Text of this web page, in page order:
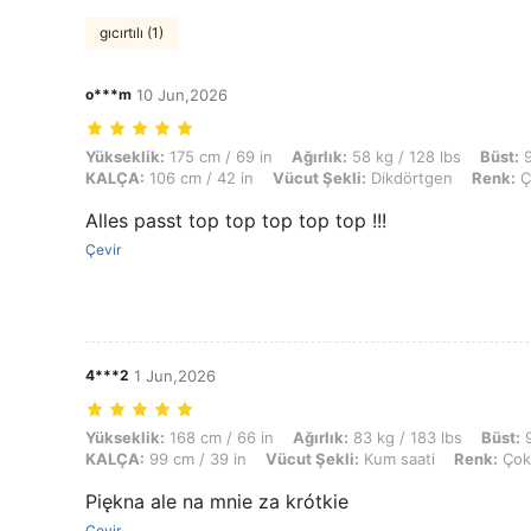
gıcırtılı (1)
o***m 10 Jun,2026
Yükseklik: 175 cm / 69 in, Ağırlık: 58 kg / 128 lbs, Büst: 95 cm / 37
Yükseklik: 175 cm / 69 in Ağırlık: 58 kg / 128 lbs Büst:
KALÇA: 106 cm / 42 in Vücut Şekli: Dikdörtgen Renk:
Alles passt top top top top top !!!
Çevir
4***2 1 Jun,2026
Yükseklik: 168 cm / 66 in, Ağırlık: 83 kg / 183 lbs, Büst: 99 cm / 39
Yükseklik: 168 cm / 66 in Ağırlık: 83 kg / 183 lbs Büst:
KALÇA: 99 cm / 39 in Vücut Şekli: Kum saati Renk:
Piękna ale na mnie za krótkie